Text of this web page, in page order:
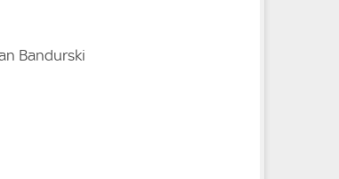
Bandurski